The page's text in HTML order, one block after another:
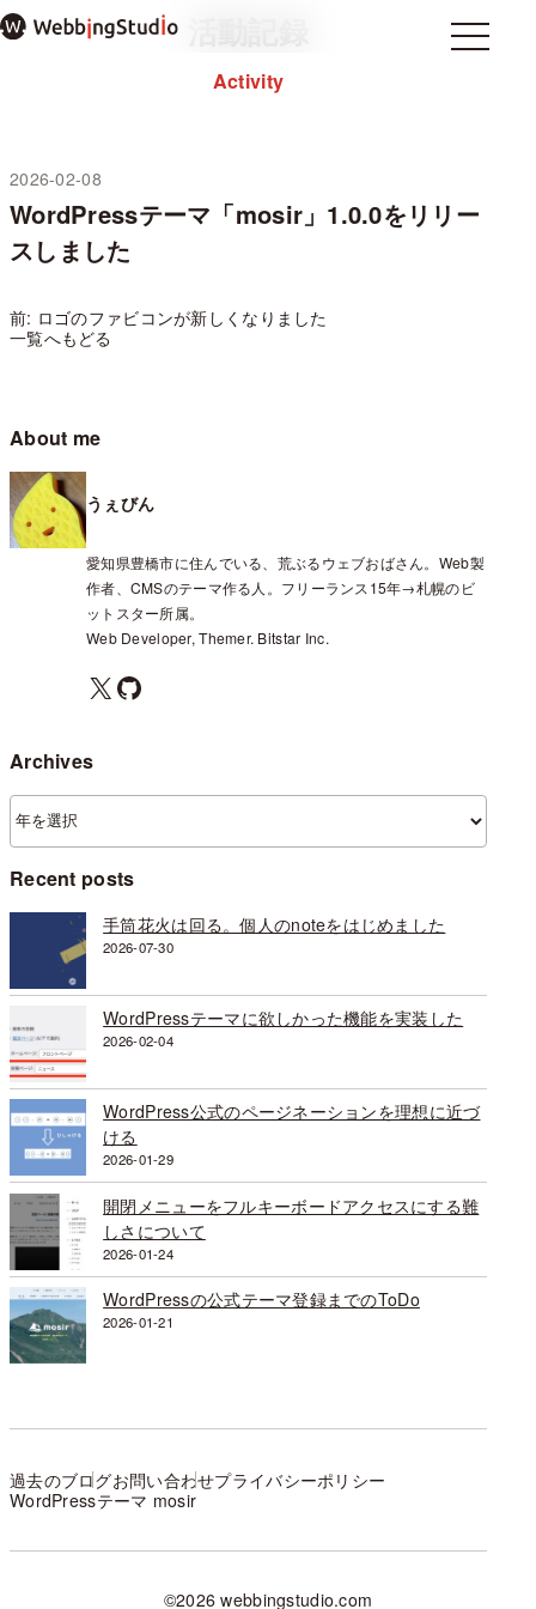
本
文
ッ
Menu
Activity
2026-02-08
WordPressテーマ「mosir」1.0.0をリリー
スしました
前: ロゴのファビコンが新しくなりました
一覧へもどる
About me
うぇびん
愛知県豊橋市に住んでいる、荒ぶるウェブおばさん。Web製
作者、CMSのテーマ作る人。フリーランス15年→札幌のビ
ットスター所属。
Web Developer, Themer. Bitstar Inc.
X GitHub
Archives
ア
ー
イ
ブ
Recent posts
手筒花火は回る。個人のnoteをはじめました
2026-07-30
WordPressテーマに欲しかった機能を実装した
2026-02-04
WordPress公式のページネーションを理想に近づ
ける
2026-01-29
開閉メニューをフルキーボードアクセスにする難
しさについて
2026-01-24
WordPressの公式テーマ登録までのToDo
2026-01-21
過去のブログお問い合わせプライバシーポリシー
WordPressテーマ mosir
©2026 webbingstudio.com
Menu
過去のブログ
お問い合わせ
プライバシーポリシー